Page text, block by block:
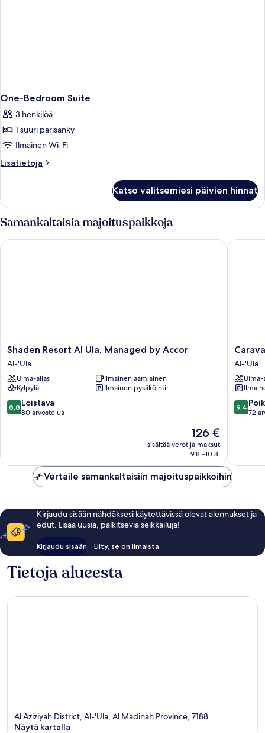
One-Bedroom Suite
3 henkilöä
1 suuri parisänky
Ilmainen Wi-Fi
Lisätietoja
Lisätietoja
Suite
Katso valitsemiesi päivien hinnat
Samankaltaisia majoituspaikkoja
Shaden
Resort
Al
Ula,
Managed
by
Accor
Shaden Resort Al Ula, Managed by Accor
Al-'Ula
Uima-allas
Ilmainen aamiainen
Kylpylä
Ilmainen pysäköinti
8.8
kautta
8,8 Loistava
80 arvostelua
Hinta
on
126 €
126 €
sisältää verot ja maksut
9.8.–10.8.
Shaden Resort Al Ula, Managed by Accor
Caravan
by
Habitas
Al-
'Ula
Al-'Ula
Uima-
9.4
kautta
9,4
72
Vertaile samankaltaisiin majoituspaikkoihin
Kirjaudu sisään nähdäksesi käytettävissä olevat alennukset ja
edut. Lisää uusia, palkitsevia seikkailuja!
Kirjaudu sisään Liity, se on ilmaista
Tietoja alueesta
Al Aziziyah District, Al-'Ula, Al Madinah Province, 7188
Näytä kartalla